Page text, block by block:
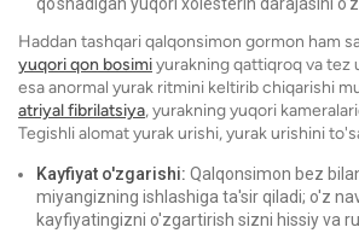
Haddan tashqari qalqonsimon gormon ham
yuqori qon bosimiyurakning qattiqroq va tez
esa anormal yurak ritmini keltirib chiqarishi
atriyal fibrilatsiya, yurakning yuqori
Tegishli alomat yurak urishi, yurak urishini
Kayfiyat o'zgarishi: Qalqonsimon bez
miyangizning ishlashiga ta'sir qiladi; o'z
kayfiyatingizni o'zgartirish sizni hissiy va